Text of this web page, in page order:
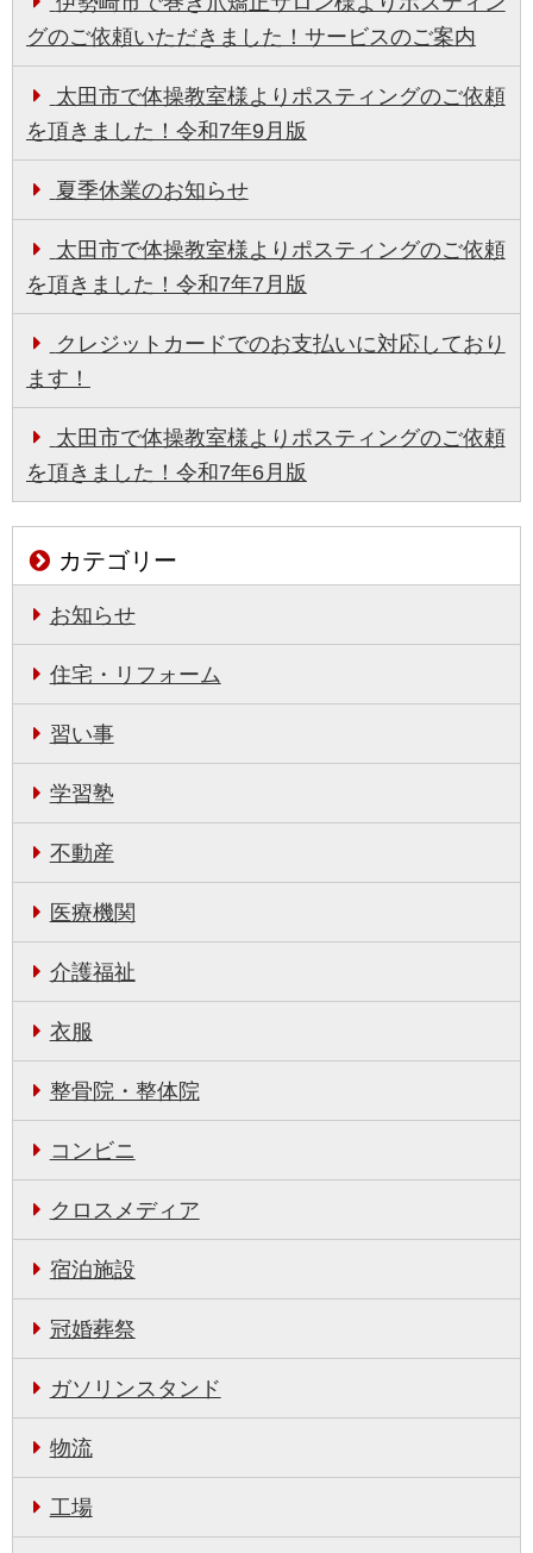
グのご依頼いただきました！サービスのご案内
太田市で体操教室様よりポスティングのご依頼
を頂きました！令和7年9月版
夏季休業のお知らせ
太田市で体操教室様よりポスティングのご依頼
を頂きました！令和7年7月版
クレジットカードでのお支払いに対応しており
ます！
太田市で体操教室様よりポスティングのご依頼
を頂きました！令和7年6月版
カテゴリー
お知らせ
住宅・リフォーム
習い事
学習塾
不動産
医療機関
介護福祉
衣服
整骨院・整体院
コンビニ
クロスメディア
宿泊施設
冠婚葬祭
ガソリンスタンド
物流
工場